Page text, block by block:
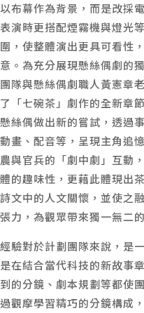
布幕作為背景，而是改採
演時更搭配煙霧機與燈光
，使整體演出更具可看性
。為充分展現懸絲偶劇的
隊與懸絲偶劇職人黃憲章
「七碗茶」劇作的全新章
絲偶做出新的嘗試，透過
畫、配音等，呈現主角追
與官兵的「劇中劇」互動
的趣味性，更藉此體現出
文中的人文關懷，並使之
力，為觀眾帶來獨一無二
驗對於計劃團隊來說，是
在結合當代科技的新故事
的分鏡、劇本規劃等都使
觀摩學習精巧的分鏡構成